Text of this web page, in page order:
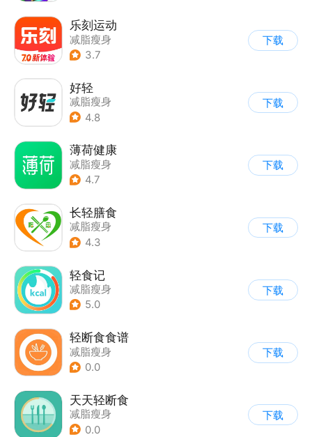
乐刻运动
减脂瘦身
3.7
下载
好轻
减脂瘦身
4.8
下载
薄荷健康
减脂瘦身
4.7
下载
长轻膳食
减脂瘦身
4.3
下载
轻食记
减脂瘦身
5.0
下载
轻断食食谱
减脂瘦身
0.0
下载
天天轻断食
减脂瘦身
0.0
下载